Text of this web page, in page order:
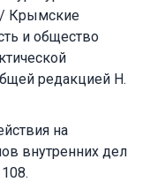
Крымские
и общество
редакцией Н.
на
внутренних дел